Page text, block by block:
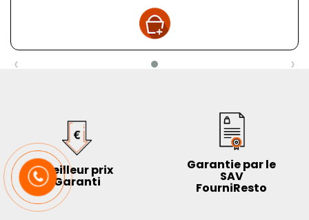
‹ ›
Meilleur prix
Garanti
Garantie par le
SAV
FourniResto